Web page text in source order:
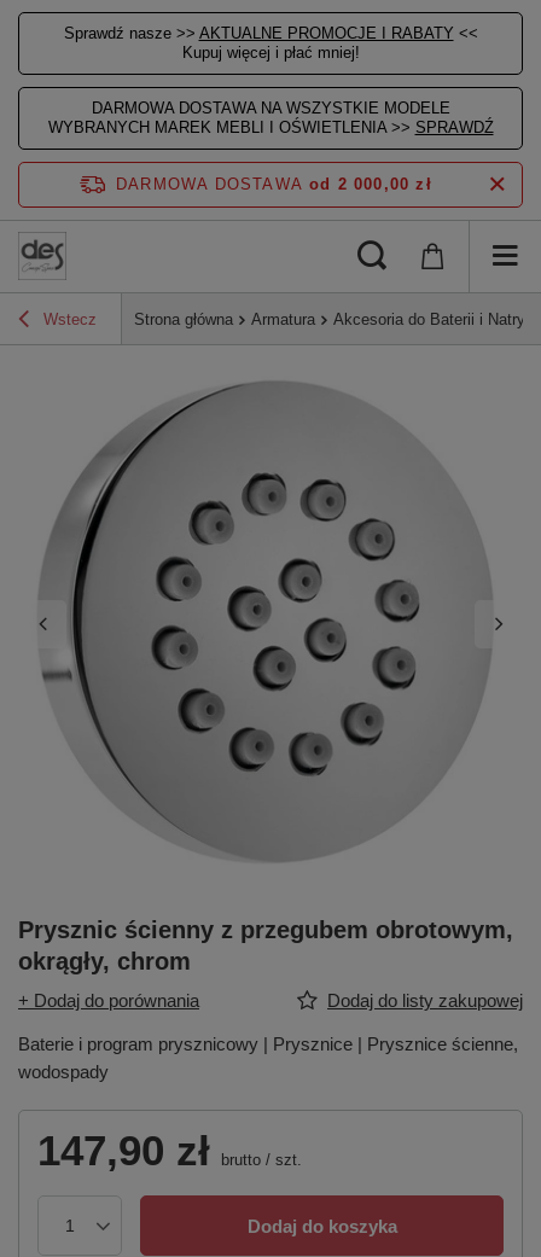
Sprawdź nasze >> AKTUALNE PROMOCJE I RABATY <<
Kupuj więcej i płać mniej!
DARMOWA DOSTAWA NA WSZYSTKIE MODELE
WYBRANYCH MAREK MEBLI I OŚWIETLENIA >> SPRAWDŹ
DARMOWA DOSTAWA od 2 000,00 zł
Wstecz Strona główna Armatura Akcesoria do Baterii i
Prysznic ścienny z przegubem obrotowym,
okrągły, chrom
+ Dodaj do porównania Dodaj do listy zakupowej
Baterie i program prysznicowy | Prysznice | Prysznice ścienne,
wodospady
147,90 zł brutto / szt.
Dodaj do koszyka